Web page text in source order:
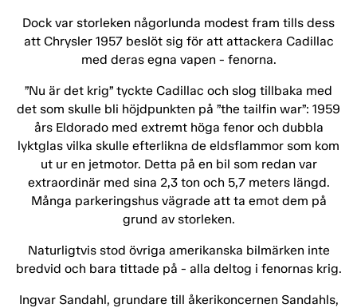
Dock var storleken någorlunda modest fram tills dess
att Chrysler 1957 beslöt sig för att attackera Cadillac
med deras egna vapen - fenorna.
”Nu är det krig” tyckte Cadillac och slog tillbaka med
det som skulle bli höjdpunkten på ”the tailfin war”: 1959
års Eldorado med extremt höga fenor och dubbla
lyktglas vilka skulle efterlikna de eldsflammor som kom
ut ur en jetmotor. Detta på en bil som redan var
extraordinär med sina 2,3 ton och 5,7 meters längd.
Många parkeringshus vägrade att ta emot dem på
grund av storleken.
Naturligtvis stod övriga amerikanska bilmärken inte
bredvid och bara tittade på - alla deltog i fenornas krig.
Ingvar Sandahl, grundare till åkerikoncernen Sandahls,